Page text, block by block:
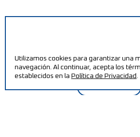
Aumente su eficiencia y reduzca
con nuestras
Utilizamos cookies para garantizar una
navegación. Al continuar, acepta los
establecidos en la Política de Privacidad.